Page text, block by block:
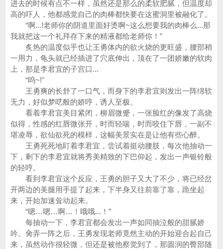
进去的时候有点不一样，虽然还是那么的柔软肥腻，但温度却
高的吓人，他都感觉自己的肉棒都快要在这蜜洞里被融化了。
“啊...!老师你的阴道里面好烫啊~这么想要我的肉棒么...那
我就把这一个礼拜存下来的精液都给老师你！”
炙热的温度似乎也让王勇体内的欲火烧的更旺盛，腰部稍
一用力，龟头就已经插进了穴底伸出，顶在了一团娇嫩的软肉
上，那是李君宜的子宫口...
“呜~!"
王勇爽的长舒了一口气，而身下的李君宜则发出一阵绵软
无力，好似梦呓般的娇哼，诱人至极。
看着李君宜美目紧闭，柳眉微蹙，一张脸红的像发了高烧
似得，性感的红唇微张开，时而轻喘，时而咬住下唇，一副不
堪凌辱，欲仙欲死的模样，这幅美景实在是让他有些心醉。
王勇死死地盯着李君宜，尝试着挺动腰肢，每次他抽动一
下，剩下的李君宜就将秀美精致的下巴仰起，发出一声银铃般
的轻哼。
看到李君宜这个反应，王勇的胆子又大了不少，将已经岔
开两边的美腿用手提了起来，下半身又往前靠了靠，跪坐起
来，开始加速耸动起来。
“嗯…嗯…啊…！哦哦...！”
每抽动一下，李君宜都会发出一声如同抽泣般的甜腻娇
吟。肏弄一阵之后，王勇发现老师竟然主动的开始迎合起自己
来，虽然动作很轻微，但还是被他察觉到了，那圆润的臀部随